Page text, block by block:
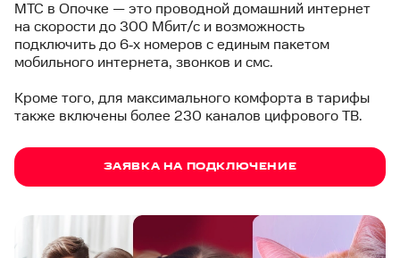
МТС в Опочке — это проводной домашний интернет
на скорости до 300 Мбит/с и возможность
подключить до 6‑х номеров с единым пакетом
мобильного интернета, звонков и смс.
Кроме того, для максимального комфорта в тарифы
также включены более 230 каналов цифрового ТВ.
ЗАЯВКА НА ПОДКЛЮЧЕНИЕ